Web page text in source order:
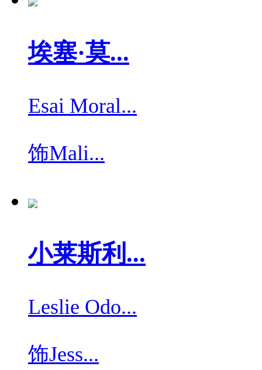
埃塞·莫...
Esai Moral...
饰Mali...
小莱斯利...
Leslie Odo...
饰Jess...